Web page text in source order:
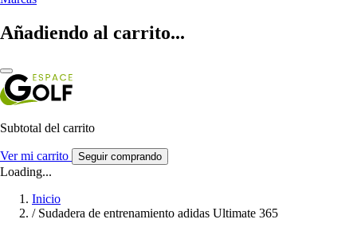
Añadiendo al carrito...
Subtotal del carrito
Ver mi carrito Seguir comprando
Loading...
Inicio
/ Sudadera de entrenamiento adidas Ultimate 365